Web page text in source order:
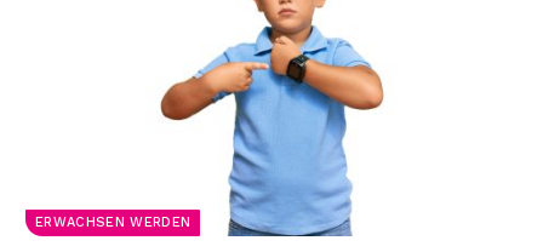
ERWACHSEN WERDEN